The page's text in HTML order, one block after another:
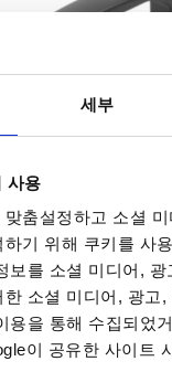
세부
사용
춤설정하고 소셜
기 위해 쿠키를 사
보를 소셜 미디어,
소셜 미디어, 광고
용을 통해 수집되었
이 공유한 사이트
내고온성, 타입:B 암나
구성 요소:스테
마운팅 홀=M6 길이
H=41 S=24